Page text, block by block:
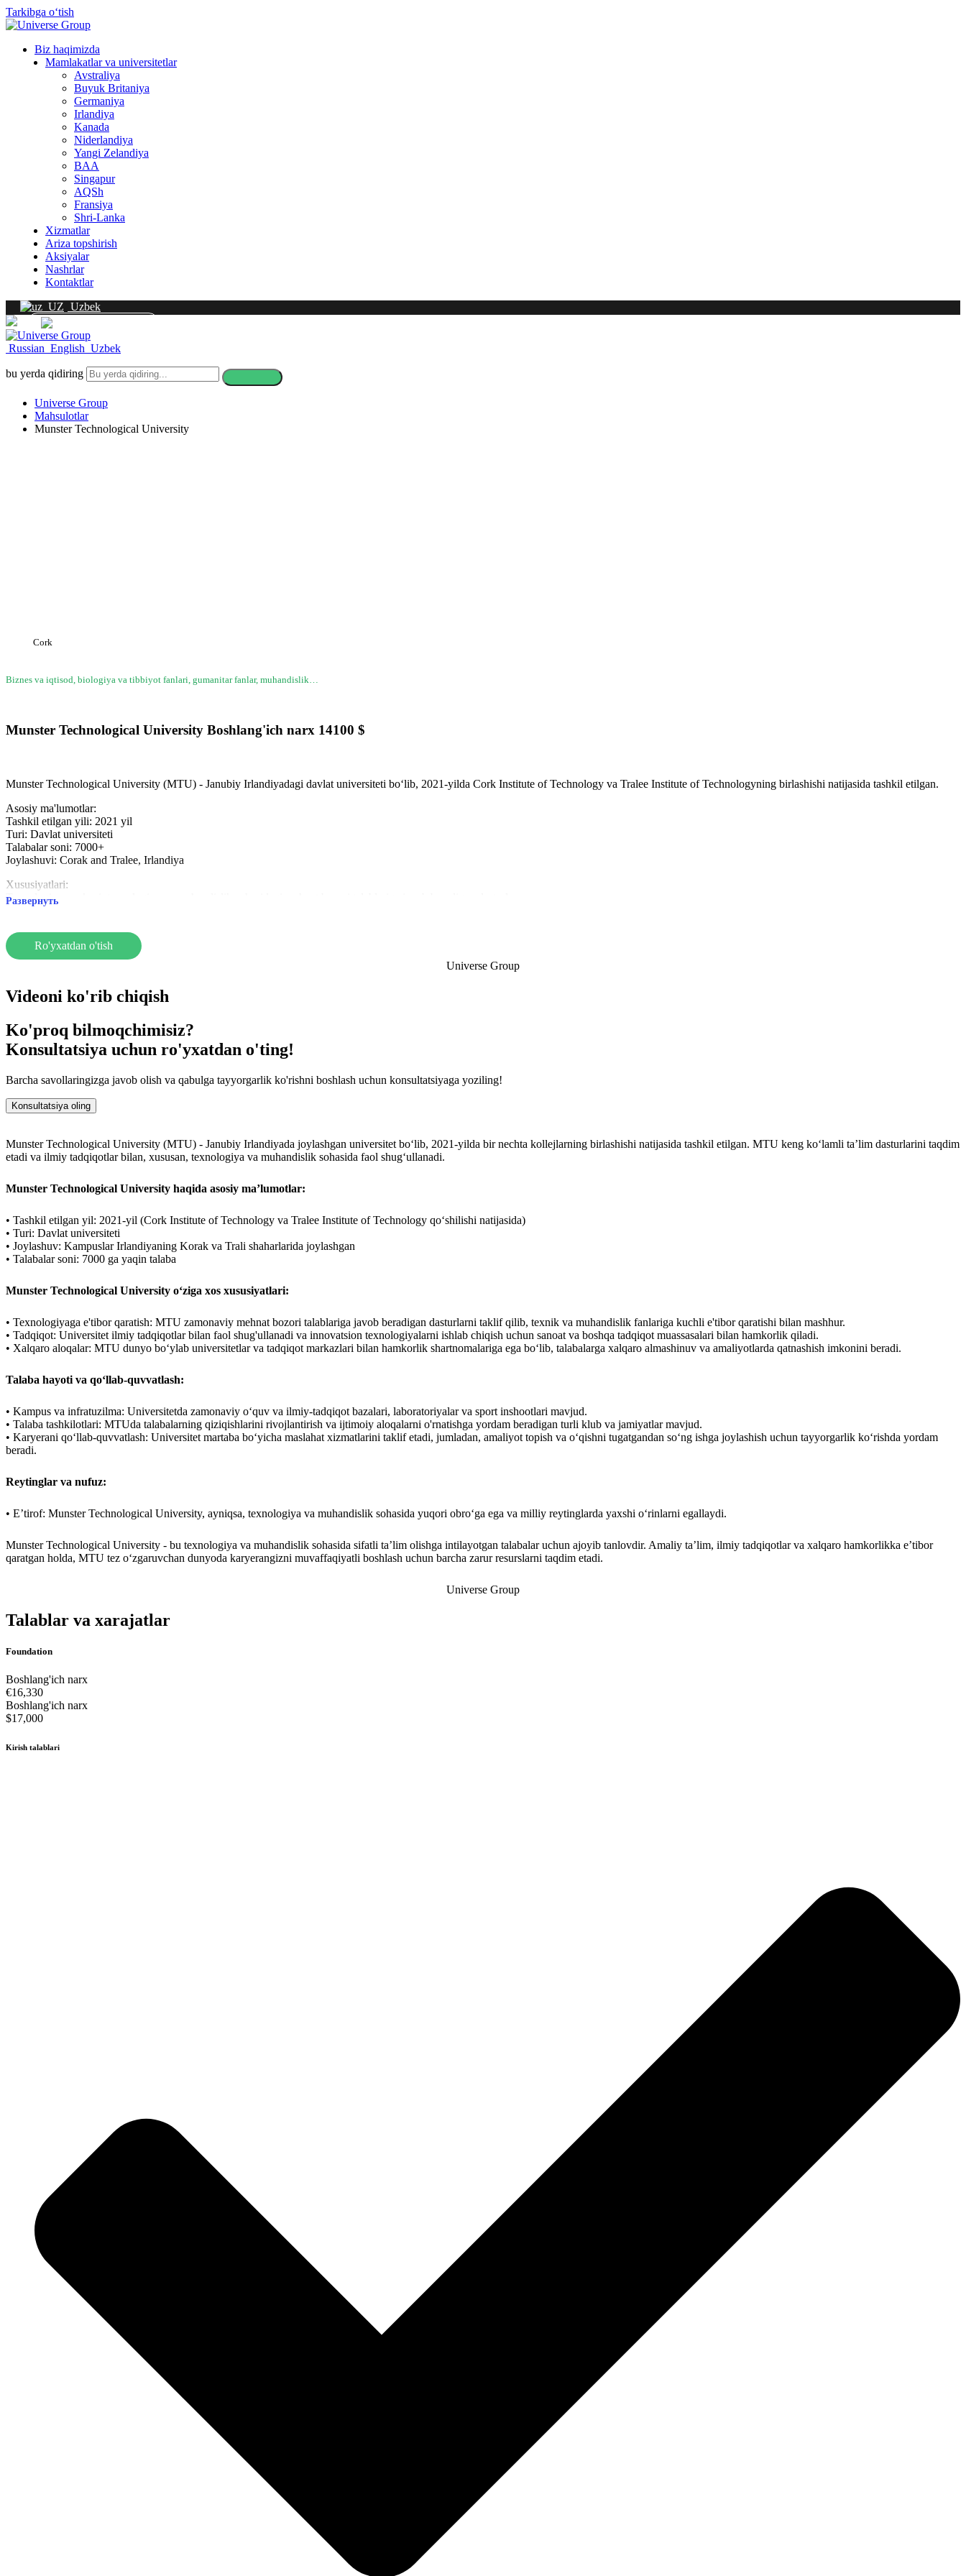
Tarkibga oʻtish
Biz haqimizda
Mamlakatlar va universitetlar
Avstraliya
Buyuk Britaniya
Germaniya
Irlandiya
Kanada
Niderlandiya
Yangi Zelandiya
BAA
Singapur
AQSh
Fransiya
Shri-Lanka
Xizmatlar
Ariza topshirish
Aksiyalar
Nashrlar
Kontaktlar
Uzbek
Russian English Uzbek
bu yerda qidiring
Universe Group
Mahsulotlar
Munster Technological University
Cork
Biznes va iqtisod, biologiya va tibbiyot fanlari, gumanitar fanlar, muhandislik…
Munster Technological University Boshlang'ich narx 14100 $
Munster Technological University (MTU) - Janubiy Irlandiyadagi davlat universiteti bo‘lib, 2021-yilda Cork Institute of Technology va Tralee Institute of Technologyning birlashishi natijasida tashkil etilgan.
Asosiy ma'lumotlar:
Tashkil etilgan yili: 2021 yil
Turi: Davlat universiteti
Talabalar soni: 7000+
Joylashuvi: Corak and Tralee, Irlandiya
Xususiyatlari:
Texnologiya markazi: texnologiya va muhandislik sohasidagi mehnat bozori talablariga javob beradigan dasturlar.
Tadqiqot: Innovatsion texnologiyalarni ishlab chiqish uchun sanoat va tadqiqot markazlari bilan hamkorlik.
Talabalik hayoti:
Infratuzilma: Zamonaviy o'quv va ilmiy-tadqiqot binolari, laboratoriyalar va sport inshootlari.
Развернуть
Ro'yxatdan o'tish
Universe Group
Videoni ko'rib chiqish
Ko'proq bilmoqchimisiz?
Konsultatsiya uchun ro'yxatdan o'ting!
Barcha savollaringizga javob olish va qabulga tayyorgarlik ko'rishni boshlash uchun konsultatsiyaga yoziling!
Konsultatsiya oling
Munster Technological University (MTU) - Janubiy Irlandiyada joylashgan universitet bo‘lib, 2021-yilda bir nechta kollejlarning birlashishi natijasida tashkil etilgan. MTU keng ko‘lamli ta’lim dasturlarini taqdim
etadi va ilmiy tadqiqotlar bilan, xususan, texnologiya va muhandislik sohasida faol shug‘ullanadi.
Munster Technological University haqida asosiy ma’lumotlar:
• Tashkil etilgan yil: 2021-yil (Cork Institute of Technology va Tralee Institute of Technology qo‘shilishi natijasida)
• Turi: Davlat universiteti
• Joylashuv: Kampuslar Irlandiyaning Korak va Trali shaharlarida joylashgan
• Talabalar soni: 7000 ga yaqin talaba
Munster Technological University o‘ziga xos xususiyatlari:
• Texnologiyaga e'tibor qaratish: MTU zamonaviy mehnat bozori talablariga javob beradigan dasturlarni taklif qilib, texnik va muhandislik fanlariga kuchli e'tibor qaratishi bilan mashhur.
• Tadqiqot: Universitet ilmiy tadqiqotlar bilan faol shug'ullanadi va innovatsion texnologiyalarni ishlab chiqish uchun sanoat va boshqa tadqiqot muassasalari bilan hamkorlik qiladi.
• Xalqaro aloqalar: MTU dunyo boʻylab universitetlar va tadqiqot markazlari bilan hamkorlik shartnomalariga ega boʻlib, talabalarga xalqaro almashinuv va amaliyotlarda qatnashish imkonini beradi.
Talaba hayoti va qo‘llab-quvvatlash:
• Kampus va infratuzilma: Universitetda zamonaviy o‘quv va ilmiy-tadqiqot bazalari, laboratoriyalar va sport inshootlari mavjud.
• Talaba tashkilotlari: MTUda talabalarning qiziqishlarini rivojlantirish va ijtimoiy aloqalarni o'rnatishga yordam beradigan turli klub va jamiyatlar mavjud.
• Karyerani qo‘llab-quvvatlash: Universitet martaba bo‘yicha maslahat xizmatlarini taklif etadi, jumladan, amaliyot topish va o‘qishni tugatgandan so‘ng ishga joylashish uchun tayyorgarlik ko‘rishda yordam
beradi.
Reytinglar va nufuz:
• E’tirof: Munster Technological University, ayniqsa, texnologiya va muhandislik sohasida yuqori obro‘ga ega va milliy reytinglarda yaxshi o‘rinlarni egallaydi.
Munster Technological University - bu texnologiya va muhandislik sohasida sifatli ta’lim olishga intilayotgan talabalar uchun ajoyib tanlovdir. Amaliy ta’lim, ilmiy tadqiqotlar va xalqaro hamkorlikka e’tibor
qaratgan holda, MTU tez o‘zgaruvchan dunyoda karyerangizni muvaffaqiyatli boshlash uchun barcha zarur resurslarni taqdim etadi.
Universe Group
Talablar va xarajatlar
Foundation
Boshlang'ich narx
€16,330
Boshlang'ich narx
$17,000
Kirish talablari